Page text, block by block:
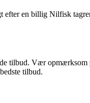
en billig Nilfisk
tilbud. Vær
tilbud.